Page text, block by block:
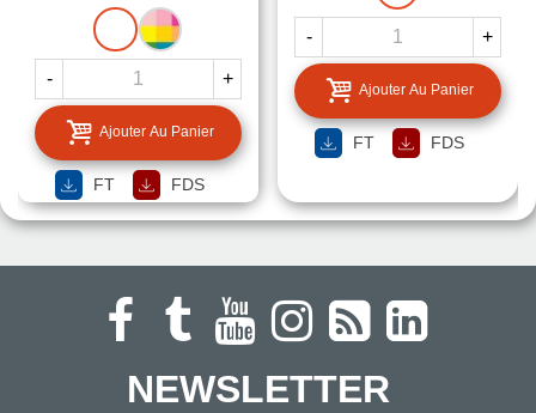
BLANCMISE
A
TEINTE
- +
Ajouter Au Panier
FT FDS
- +
Ajouter Au Panier
FT FDS
NEWSLETTER